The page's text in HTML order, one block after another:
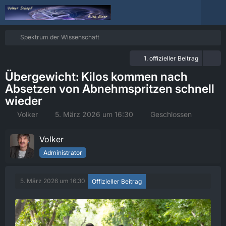
Spektrum der Wissenschaft
1. offizieller Beitrag
Übergewicht: Kilos kommen nach
Absetzen von Abnehmspritzen schnell
wieder
Volker 5. März 2026 um 16:30 Geschlossen
Volker
Administrator
5. März 2026 um 16:30 Offizieller Beitrag